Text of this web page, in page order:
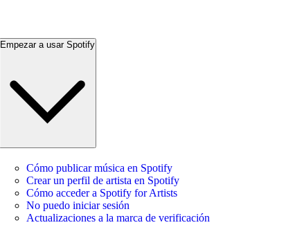
Empezar a usar Spotify
Cómo publicar música en Spotify
Crear un perfil de artista en Spotify
Cómo acceder a Spotify for Artists
No puedo iniciar sesión
Actualizaciones a la marca de verificación